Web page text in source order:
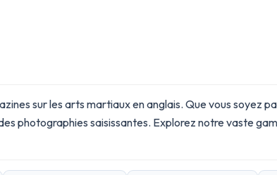
sur les arts martiaux en anglais. Que vous soyez
photographies saisissantes. Explorez notre vaste